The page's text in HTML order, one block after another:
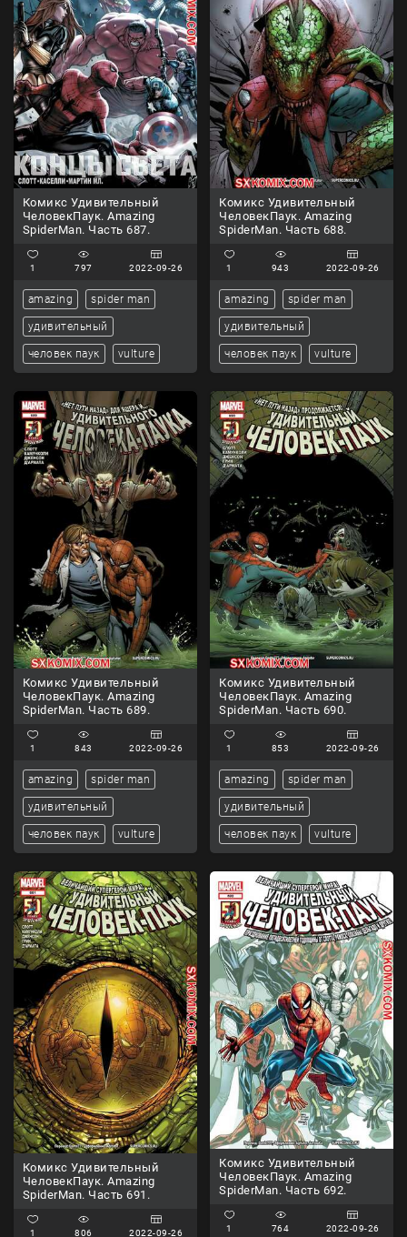
Комикс Удивительный
ЧеловекПаук. Amazing
SpiderMan. Часть 687.
1 797 2022-09-26
amazing spider man
удивительный
человек паук vulture
Комикс Удивительный
ЧеловекПаук. Amazing
SpiderMan. Часть 688.
1 943 2022-09-26
amazing spider man
удивительный
человек паук vulture
Комикс Удивительный
ЧеловекПаук. Amazing
SpiderMan. Часть 689.
1 843 2022-09-26
amazing spider man
удивительный
человек паук vulture
Комикс Удивительный
ЧеловекПаук. Amazing
SpiderMan. Часть 690.
1 853 2022-09-26
amazing spider man
удивительный
человек паук vulture
Комикс Удивительный
ЧеловекПаук. Amazing
SpiderMan. Часть 691.
1 806 2022-09-26
Комикс Удивительный
ЧеловекПаук. Amazing
SpiderMan. Часть 692.
1 764 2022-09-26